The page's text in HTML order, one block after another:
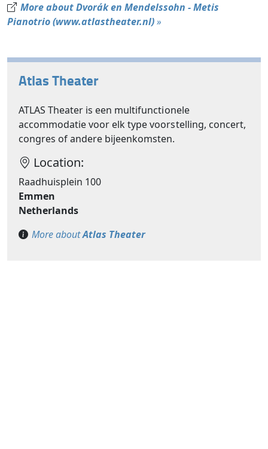
More about Dvorák en Mendelssohn - Metis
Pianotrio (www.atlastheater.nl)»
Atlas Theater
ATLAS Theater is een multifunctionele
accommodatie voor elk type voorstelling, concert,
congres of andere bijeenkomsten.
Location:
Raadhuisplein 100
Emmen
Netherlands
More aboutAtlas Theater